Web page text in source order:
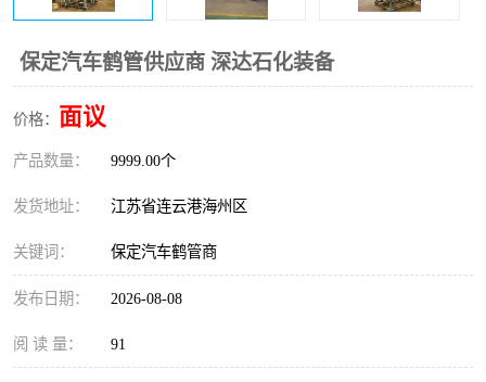
保定汽车鹤管供应商 深达石化装备
价格： 面议
产品数量： 9999.00个
发货地址： 江苏省连云港海州区
关键词： 保定汽车鹤管商
发布日期： 2026-08-08
阅 读 量： 91